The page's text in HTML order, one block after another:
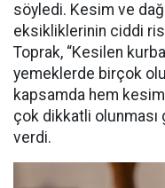
söyledi. Kesim ve
eksikliklerinin ciddi
Toprak, “Kesilen
yemeklerde birçok
kapsamda hem
çok dikkatli
verdi.